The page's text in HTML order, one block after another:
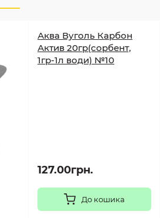
Аква Вуголь Карбон
Актив 20гр(сорбент,
1гр-1л води) №10
127.00грн.
До кошика